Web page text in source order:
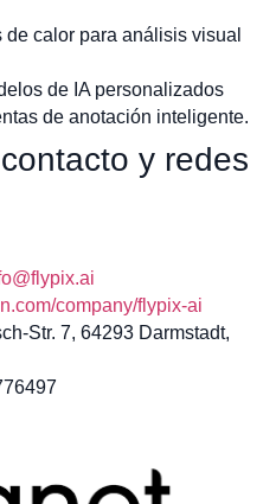
calor para análisis visual
de IA personalizados
de anotación inteligente.
y redes
company/flypix-ai
Str. 7, 64293 Darmstadt,